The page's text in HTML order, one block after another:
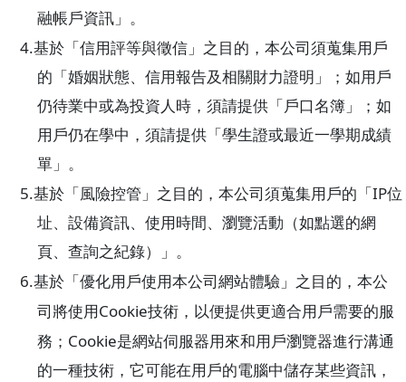
融帳戶資訊」。
4.基於「信用評等與徵信」之目的，本公司須蒐集用戶
的「婚姻狀態、信用報告及相關財力證明」；如用戶
仍待業中或為投資人時，須請提供「戶口名簿」；如
用戶仍在學中，須請提供「學生證或最近一學期成績
單」。
5.基於「風險控管」之目的，本公司須蒐集用戶的「IP位
址、設備資訊、使用時間、瀏覽活動（如點選的網
頁、查詢之紀錄）」。
6.基於「優化用戶使用本公司網站體驗」之目的，本公
司將使用 Cookie技術，以便提供更適合用戶需要的服
務； Cookie是網站伺服器用來和用戶瀏覽器進行溝通
的一種技術，它可能在用戶的電腦中儲存某些資訊，